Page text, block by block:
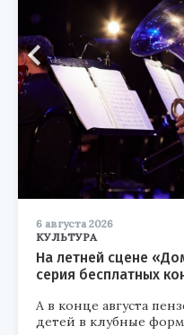
6 августа 2026
КУЛЬТУРА
На летней сцене
серия бесплатных
А в конце августа
детей в клубные